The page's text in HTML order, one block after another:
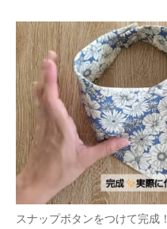
スナップボタンをつけて完成！